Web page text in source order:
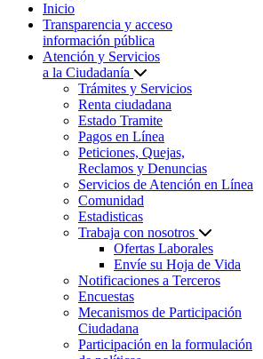
Inicio
Transparencia y acceso
información pública
Atención y Servicios
a la Ciudadanía
Trámites y Servicios
Renta ciudadana
Estado Tramite
Pagos en Línea
Peticiones, Quejas,
Reclamos y Denuncias
Servicios de Atención en Línea
Comunidad
Estadisticas
Trabaja con nosotros
Ofertas Laborales
Envíe su Hoja de Vida
Notificaciones a Terceros
Encuestas
Mecanismos de Participación
Ciudadana
Participación en la formulación